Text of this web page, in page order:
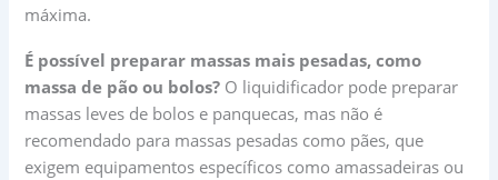
máxima.
É possível preparar massas mais pesadas, como
massa de pão ou bolos? O liquidificador pode preparar
massas leves de bolos e panquecas, mas não é
recomendado para massas pesadas como pães, que
exigem equipamentos específicos como amassadeiras ou